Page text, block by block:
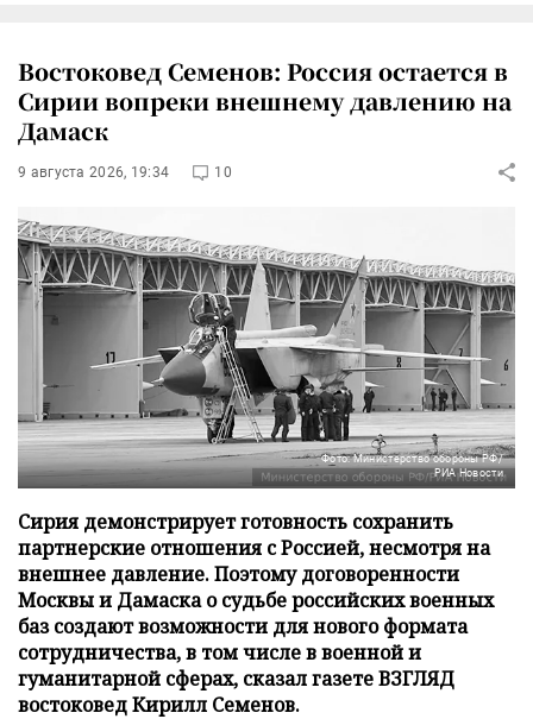
Востоковед Семенов: Россия остается в
Сирии вопреки внешнему давлению на
Дамаск
9 августа 2026, 19:34 10
Фото: Министерство обороны РФ/
РИА Новости
Сирия демонстрирует готовность сохранить
партнерские отношения с Россией, несмотря на
внешнее давление. Поэтому договоренности
Москвы и Дамаска о судьбе российских военных
баз создают возможности для нового формата
сотрудничества, в том числе в военной и
гуманитарной сферах, сказал газете ВЗГЛЯД
востоковед Кирилл Семенов.